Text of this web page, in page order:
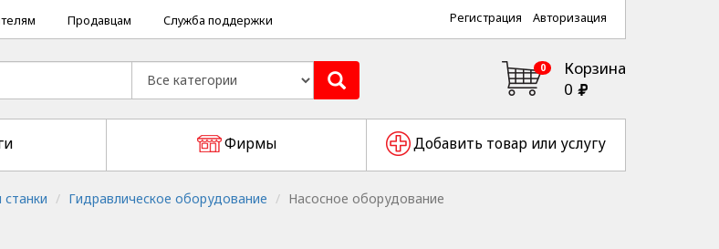
Регистрация Авторизация
Продавцам Служба поддержки
0
Корзина
0
Фирмы Добавить товар или услугу
Гидравлическое оборудование Насосное оборудование